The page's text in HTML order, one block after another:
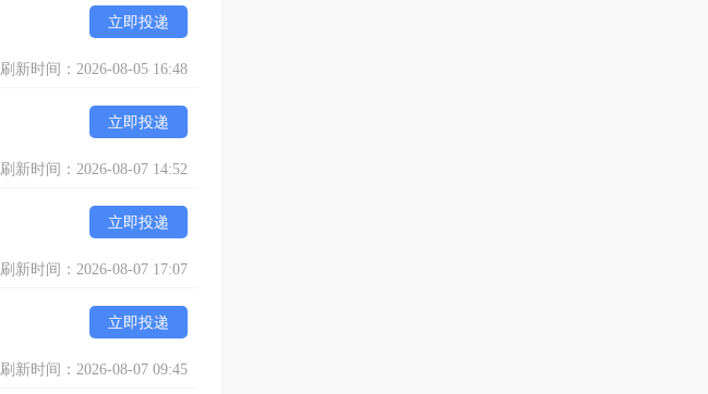
立即投递
刷新时间：2026-08-05 16:48
立即投递
刷新时间：2026-08-07 14:52
立即投递
刷新时间：2026-08-07 17:07
立即投递
刷新时间：2026-08-07 09:45